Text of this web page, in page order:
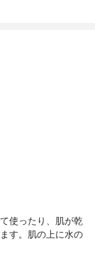
使ったり、肌が乾
す。肌の上に水の